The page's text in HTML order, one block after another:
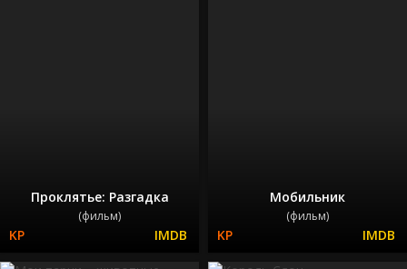
Проклятье: Разгадка
(фильм)
Мобильник
(фильм)